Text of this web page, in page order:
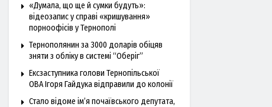
«Думала, що ще й сумки будуть»:
відеозапис у справі «кришування»
порноофісів у Тернополі
Тернополянин за 3000 доларів обіцяв
зняти з обліку в системі “Оберіг”
Ексзаступника голови Тернопільської
ОВА Ігоря Гайдука відправили до колонії
Стало відоме ім’я почаївського депутата,